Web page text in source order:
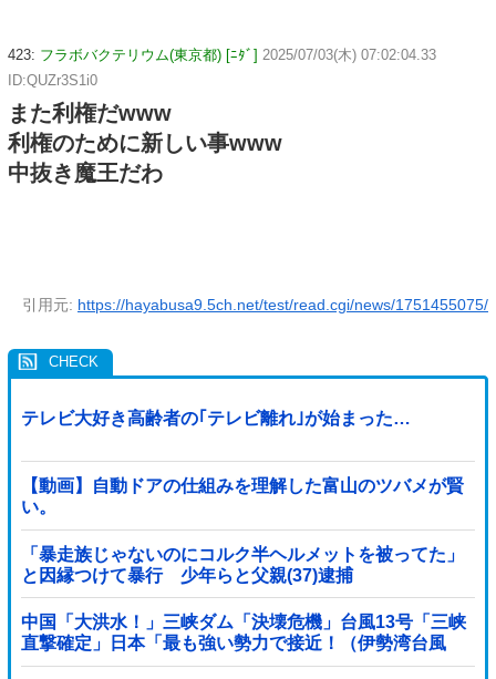
423: フラボバクテリウム(東京都) [ﾆﾀﾞ] 2025/07/03(木) 07:02:04.33
ID:QUZr3S1i0
また利権だwww
利権のために新しい事www
中抜き魔王だわ
引用元: https://hayabusa9.5ch.net/test/read.cgi/news/1751455075/
テレビ大好き高齢者の｢テレビ離れ｣が始まった…
【動画】自動ドアの仕組みを理解した富山のツバメが賢
い。
「暴走族じゃないのにコルク半ヘルメットを被ってた」
と因縁つけて暴行 少年らと父親(37)逮捕
中国「大洪水！」三峡ダム「決壊危機」台風13号「三峡
直撃確定」日本「最も強い勢力で接近！（伊勢湾台風
級」台風13号と15号「中国本土でぶつかり合...